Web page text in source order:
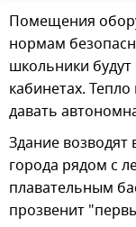
Помещения
нормам
школьники
кабинетах.
давать
Здание
города рядом с
плавательным
прозвенит